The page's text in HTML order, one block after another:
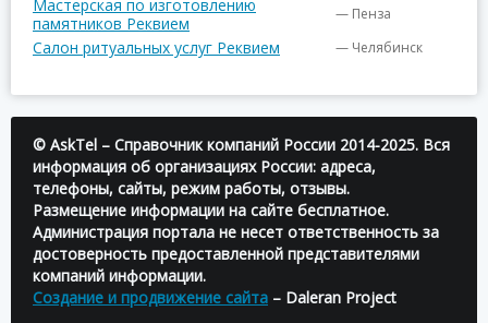
Мастерская по изготовлению
памятников Реквием
— Пенза
Салон ритуальных услуг Реквием — Челябинск
© AskTel – Справочник компаний России 2014-2025. Вся
информация об организациях России: адреса,
телефоны, сайты, режим работы, отзывы.
Размещение информации на сайте бесплатное.
Администрация портала не несет ответственность за
достоверность предоставленной представителями
компаний информации.
Создание и продвижение сайта – Daleran Project